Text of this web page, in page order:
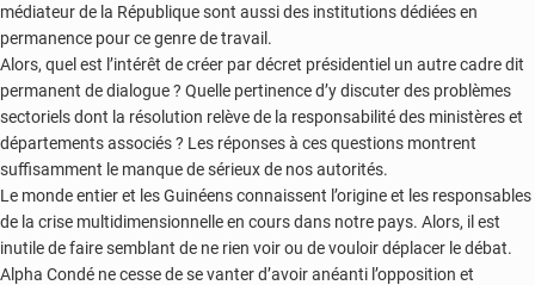
médiateur de la République sont aussi des institutions dédiées en
permanence pour ce genre de travail.
Alors, quel est l’intérêt de créer par décret présidentiel un autre cadre dit
permanent de dialogue ? Quelle pertinence d’y discuter des problèmes
sectoriels dont la résolution relève de la responsabilité des ministères et
départements associés ? Les réponses à ces questions montrent
suffisamment le manque de sérieux de nos autorités.
Le monde entier et les Guinéens connaissent l’origine et les responsables
de la crise multidimensionnelle en cours dans notre pays. Alors, il est
inutile de faire semblant de ne rien voir ou de vouloir déplacer le débat.
Alpha Condé ne cesse de se vanter d’avoir anéanti l’opposition et